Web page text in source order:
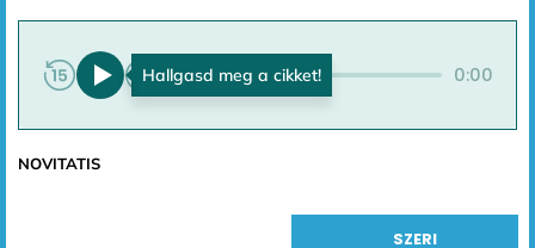
0:00 0:00
NOVITATIS
SZERI